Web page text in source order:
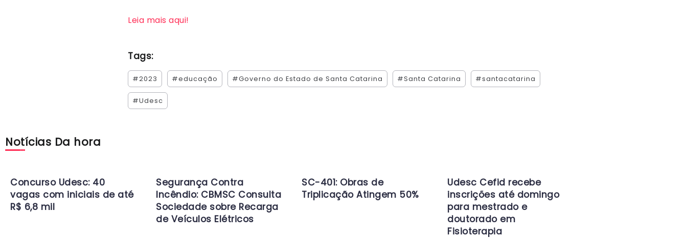
Leia mais aqui!
Tags:
#2023 #educação #Governo do Estado de Santa Catarina #Santa Catarina #santacatarina
#Udesc
Notícias Da hora
Concurso Udesc: 40
vagas com iniciais de até
R$ 6,8 mil
Segurança Contra
Incêndio: CBMSC Consulta
Sociedade sobre Recarga
de Veículos Elétricos
SC-401: Obras de
Triplicação Atingem 50%
Udesc Cefid recebe
inscrições até domingo
para mestrado e
doutorado em
Fisioterapia